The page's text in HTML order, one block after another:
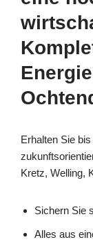
Erhalten Sie
Kretz, Welling,
Sichern Sie
Alles aus